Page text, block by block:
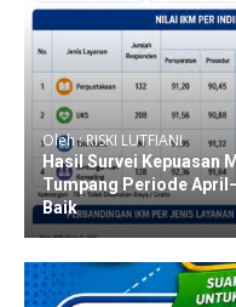
Oleh : RISKI LUTFIANI
Hasil Survei Kepuasan
Tumpang Periode
Baik